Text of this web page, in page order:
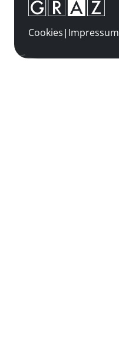
Cookies| Impressum